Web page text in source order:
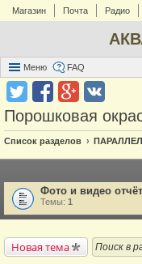
Магазин Почта Радио
Меню FAQ
Порошковая
Список разделов
Фото и видео
Темы: 1
Новая тема